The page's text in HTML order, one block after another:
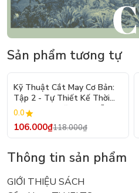
Sản phẩm tương tự
- 10%
Kỹ Thuật Cắt May Cơ Bản:
Tập 2 - Tự Thiết Kế Thời
Trang Nam Nữ - Tạo Mẫu
Rập - Kỹ Thuật Nhảy Size
0.0
106.000₫118.000₫
Thông tin sản phẩm
GIỚI THIỆU SÁCH